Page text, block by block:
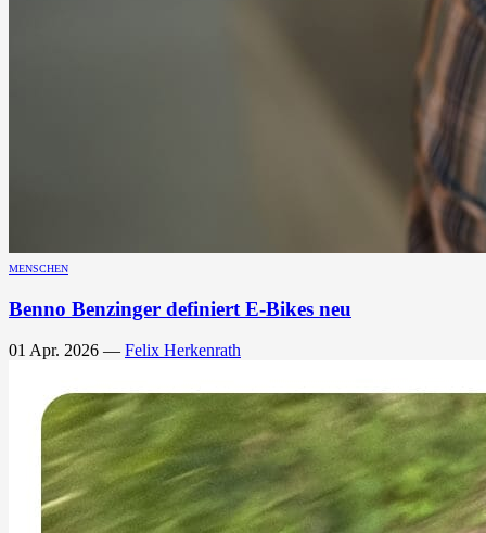
MENSCHEN
Benno Benzinger definiert E-Bikes neu
01 Apr. 2026 — Felix Herkenrath